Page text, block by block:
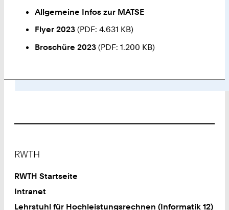
Allgemeine Infos zur MATSE
Flyer 2023 (PDF: 4.631 KB)
Broschüre 2023 (PDF: 1.200 KB)
RWTH
RWTH Startseite
Intranet
Lehrstuhl für Hochleistungsrechnen (Informatik 12)